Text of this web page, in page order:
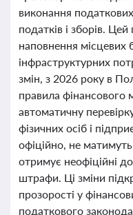
виконання
податків і зборів.
наповнення місцевих
інфраструктурних
змін, з 2026 року в
правила фінансового
автоматичну
фізичних осіб і
офіційно, не
отримує неофіційні
штрафи. Ці зміни
прозорості у
податкового